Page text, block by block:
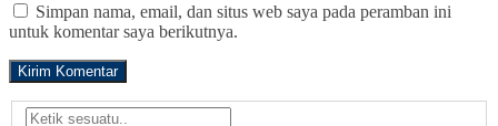
Simpan nama, email, dan situs web saya pada peramban ini
untuk komentar saya berikutnya.